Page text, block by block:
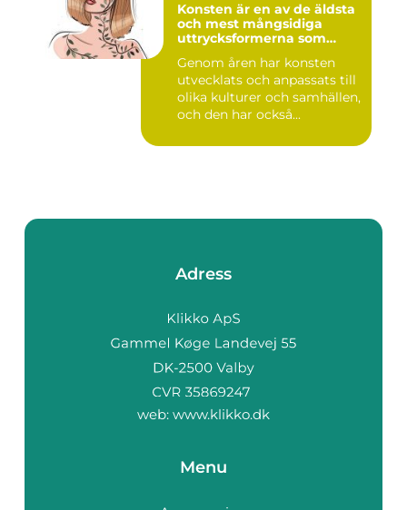
Konsten är en av de äldsta
och mest mångsidiga
uttrycksformerna som
Genom åren har konsten
utvecklats och anpassats till
olika kulturer och samhällen,
och den har också...
Adress
web: www.klikko.dk
Menu